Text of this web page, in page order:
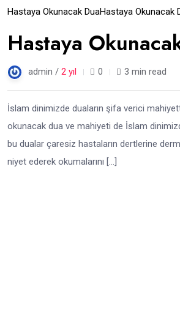
Ağu
Hastaya Okunacak DuaHastaya Okunacak
Hastaya
admin / 2 yıl 0 3 min read
İslam dinimizde duaların şifa verici
okunacak dua ve mahiyeti de İslam
bu dualar çaresiz hastaların dertlerine
niyet ederek okumalarını […]